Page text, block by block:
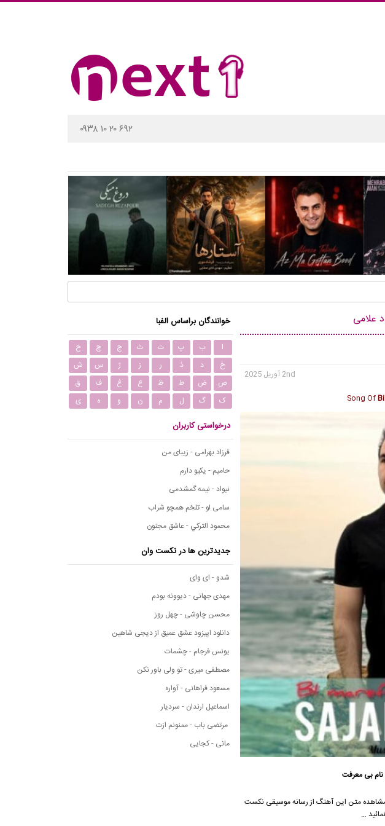
۰۹۳۸ ۱۰ ۲۰ ۶۹۲
علامی
2nd آوریل 2025
Song Of
بی معرفت
آهنگ بی معرفت از سجاد علامی با کیفیت ۱۲۸ و ۳۲۰ و مشاهده متن این آهنگ از رسانه موسیقی نکست
…
خوانندگان براساس الفبا
ا ب پ ت ث ج چ
ح
خ
د ذ ر ز ژ س
ش
ص
ض ط ظ ع غ ف
ق
ک
گ ل م ن و ه ی
درخواستی کاربران
فرزاد بهرامی - زیبای من
حامیم - یکیو دارم
نیواد - نیمه گمشدمی
سامی لو - تلخم همچو شراب
محمود التركي - عاشق مجنون
جدیدترین ها در نکست وان
شدو - ای وای
مهدی جهانی - دیوونه بودم
محسن چاوشی - چهل روز
دانلود اپیزود عشق عمیق از دیجی شاهین
یونس فرجام - چشمات
مصطفی میری - تو ولی باور نکن
مسعود فراهانی - آواره
اسماعیل ارندان - سردیار
مرتضی باب - ممنونم ازت
مانی - کجایی